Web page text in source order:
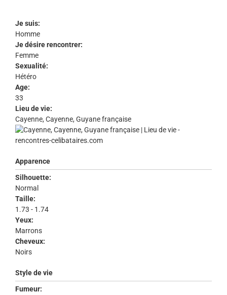
Je suis:
Homme
Je désire rencontrer:
Femme
Sexualité:
Hétéro
Age:
33
Lieu de vie:
Cayenne, Cayenne, Guyane française
Apparence
Silhouette:
Normal
Taille:
1.73 - 1.74
Yeux:
Marrons
Cheveux:
Noirs
Style de vie
Fumeur: